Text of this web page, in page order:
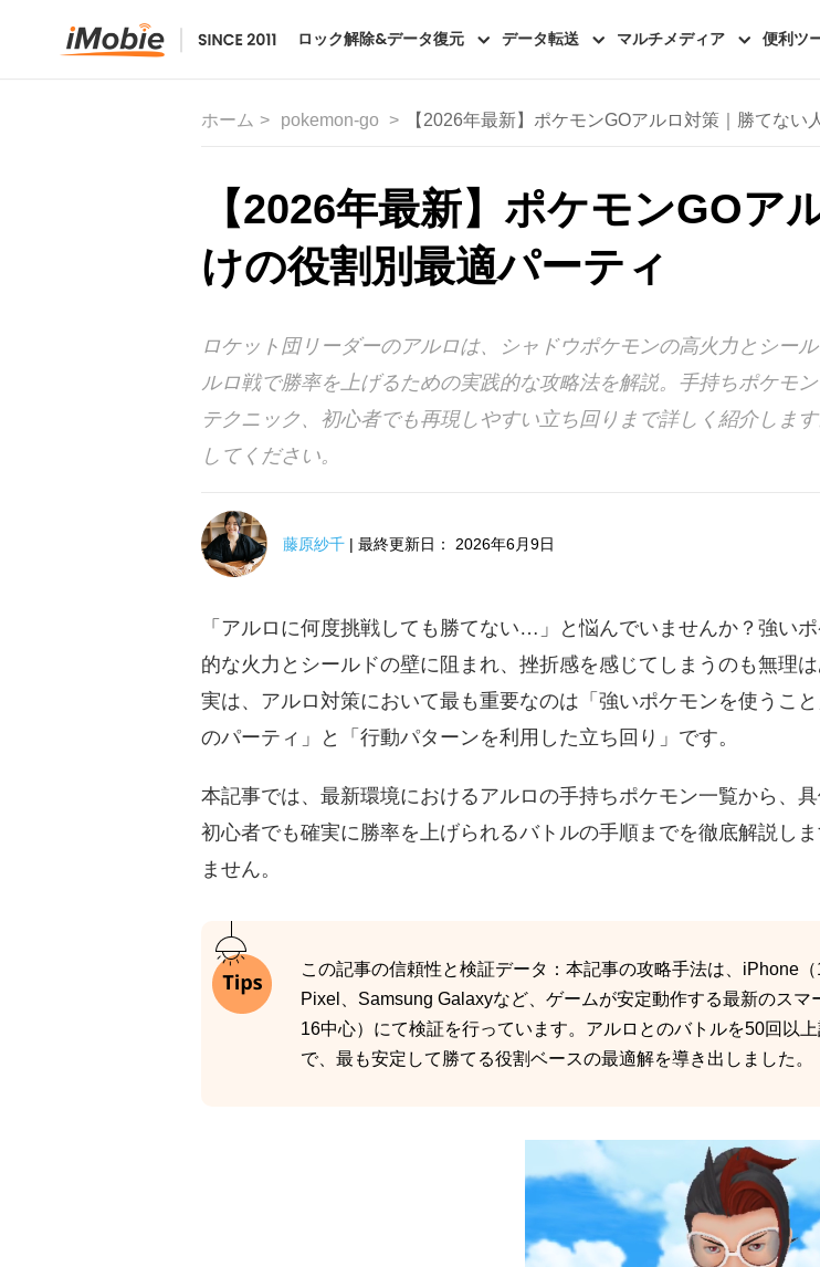
ロック解除&データ復元 データ転送 マルチメディア 便利ツ
ホーム pokemon-go 【2026年最新】ポケモンGOアルロ対策｜勝てない
【2026年最新】ポケモンGOア
けの役割別最適パーティ
ロケット団リーダーのアルロは、シャドウポケモンの高火力とシー
ルロ戦で勝率を上げるための実践的な攻略法を解説。手持ちポケモ
テクニック、初心者でも再現しやすい立ち回りまで詳しく紹介しま
してください。
藤原紗千 | 最終更新日： 2026年6月9日
「アルロに何度挑戦しても勝てない…」と悩んでいませんか？強い
的な火力とシールドの壁に阻まれ、挫折感を感じてしまうのも無理は
実は、アルロ対策において最も重要なのは「強いポケモンを使うこ
のパーティ」と「行動パターンを利用した立ち回り」です。
本記事では、最新環境におけるアルロの手持ちポケモン一覧から、
初心者でも確実に勝率を上げられるバトルの手順までを徹底解説し
ません。
この記事の信頼性と検証データ：本記事の攻略手法は、iPhone
Pixel、Samsung Galaxyなど、ゲームが安定動作する最新のス
16中心）にて検証を行っています。アルロとのバトルを50回以
で、最も安定して勝てる役割ベースの最適解を導き出しました。